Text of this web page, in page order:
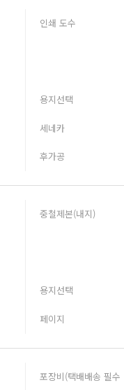
인쇄 도수
용지선택
세네카
후가공
중철제본(내지)
용지선택
페이지
포장비(택배배송 필수